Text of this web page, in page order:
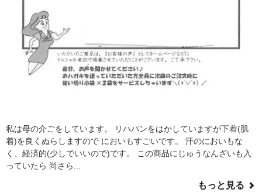
私は母の介ごをしています。 リハパンをはかしていますが下着(肌
着)を良くぬらしますので においもすごいです。 汗のにおいもな
く、経済的(少しでいいので)です。 この商品にじゅうなんざいも入
っていたら 尚さら...
もっと見る